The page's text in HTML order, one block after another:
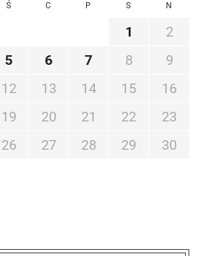
Ś C P S N
1
2
5 6 7 8
9
12 13 14 15
16
19 20 21 22
23
26 27 28 29
30